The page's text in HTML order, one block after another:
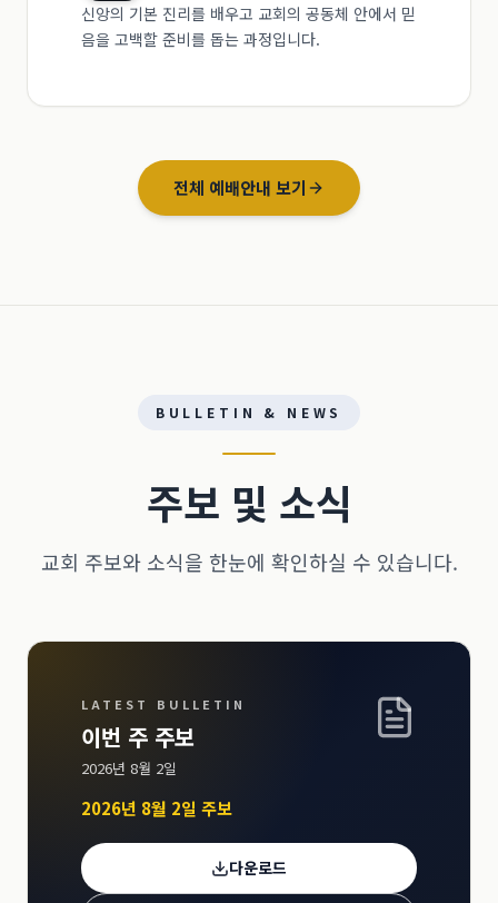
신앙의 기본 진리를 배우고 교회의 공동체 안에서 믿
음을 고백할 준비를 돕는 과정입니다.
전체 예배안내 보기
BULLETIN & NEWS
주보 및 소식
교회 주보와 소식을 한눈에 확인하실 수 있습니다.
LATEST BULLETIN
이번 주 주보
2026년 8월 2일
2026년 8월 2일 주보
다운로드